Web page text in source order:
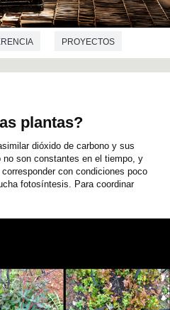
PROYECTOS
FILOSOFÍA
DE LA COMUNICACIÓN
ECONOMÍA
PSICOLOGÍA SOCIAL
plantas?
dióxido de carbono y sus
son constantes en el tiempo, y
con condiciones poco
fotosíntesis. Para coordinar